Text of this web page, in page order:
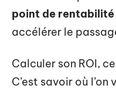
point de rentabilité
accélérer le
Calculer son ROI,
C’est savoir où